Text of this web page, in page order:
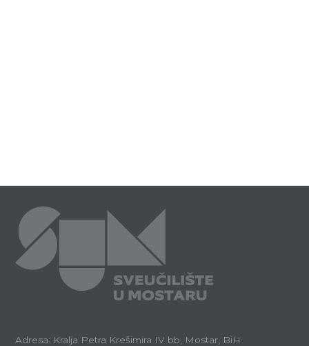
Adresa: Kralja Petra Krešimira IV bb, Mostar, BiH